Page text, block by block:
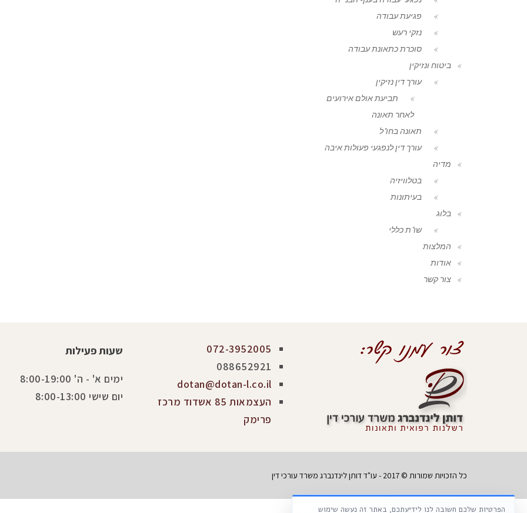
פגיעת עבודה
נזקי רעש
סוכרת כתאונת עבודה
ביטוח ונזיקין
עורך דין נזיקין
תביעת אולם אירועים
לאחר תאונה
תאונה בחו"ל
עורך דין לנפגעי פעולות איבה
מדיה
בטלוויזיה
בעיתונות
בלוג
שו"ת כללי
המלצות
אודות
צור קשר
072-3952005
088652921
dotan@dotan-l.co.il
העצמאות 85 אשדוד מרכז
פרימק
שעות פעילות
ימים א' - ה' 8:00-19:00
יום שישי 8:00-13:00
כל הזכויות שמורות © 2017 - עו"ד דותן לינדנברג משרד עורכי דין
הפרטיות שלכם חשובה לנו לידיעתכם, באתר זה נעשה שימוש